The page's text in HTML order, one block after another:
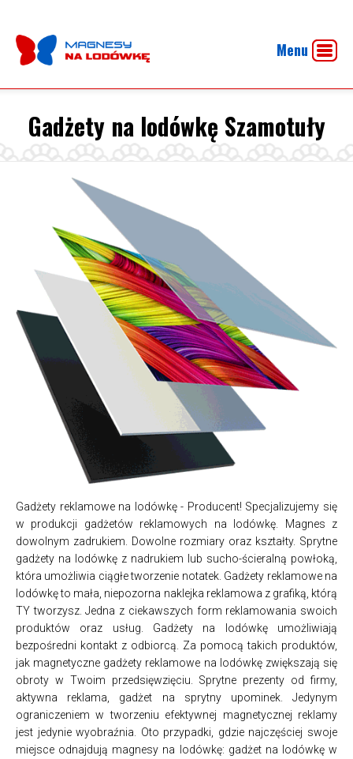
Menu
Gadżety na lodówkę Szamotuły
Gadżety reklamowe na lodówkę - Producent! Specjalizujemy się
w produkcji gadżetów reklamowych na lodówkę. Magnes z
dowolnym zadrukiem. Dowolne rozmiary oraz kształty. Sprytne
gadżety na lodówkę z nadrukiem lub sucho-ścieralną powłoką,
która umożliwia ciągłe tworzenie notatek. Gadżety reklamowe na
lodówkę to mała, niepozorna naklejka reklamowa z grafiką, którą
TY tworzysz. Jedna z ciekawszych form reklamowania swoich
produktów oraz usług. Gadżety na lodówkę umożliwiają
bezpośredni kontakt z odbiorcą. Za pomocą takich produktów,
jak magnetyczne gadżety reklamowe na lodówkę zwiększają się
obroty w Twoim przedsięwzięciu. Sprytne prezenty od firmy,
aktywna reklama, gadżet na sprytny upominek. Jedynym
ograniczeniem w tworzeniu efektywnej magnetycznej reklamy
jest jedynie wyobraźnia. Oto przypadki, gdzie najczęściej swoje
miejsce odnajdują magnesy na lodówkę: gadżet na lodówkę w